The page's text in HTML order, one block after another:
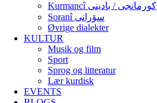
Kurmancî کورمانجی / بادینی
Soranî سۆرانی
Øvrige dialekter
KULTUR
Musik og film
Sport
Sprog og litteratur
Lær kurdisk
EVENTS